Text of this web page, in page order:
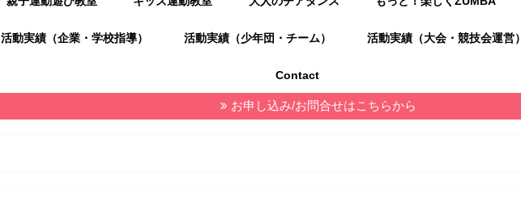
活動実績（企業・学校指導） 活動実績（少年団・チーム） 活動実績（大会・競技会運営）
Contact
お申し込み/お問合せはこちらから